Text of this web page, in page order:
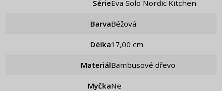
Série Eva Solo Nordic Kitchen
Barva Béžová
Délka 17,00 cm
Materiál Bambusové dřevo
Myčka Ne